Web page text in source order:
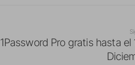
1Password Pro gratis hasta el